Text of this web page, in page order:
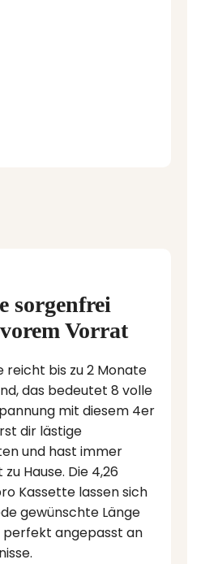
sorgenfrei
Vorrat
reicht bis zu 2 Monate
das bedeutet 8 volle
mit diesem 4er
dir lästige
und hast immer
Hause. Die 4,26
Kassette lassen sich
gewünschte Länge
perfekt angepasst an